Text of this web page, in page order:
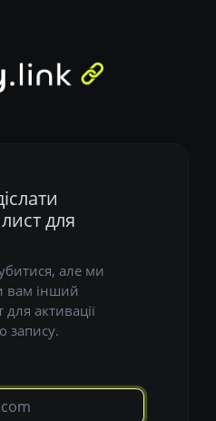
для
але ми
вам інший
активації
запису.